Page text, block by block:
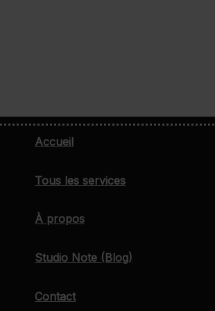
Accueil
Tous les services
À propos
Studio Note (Blog)
Contact